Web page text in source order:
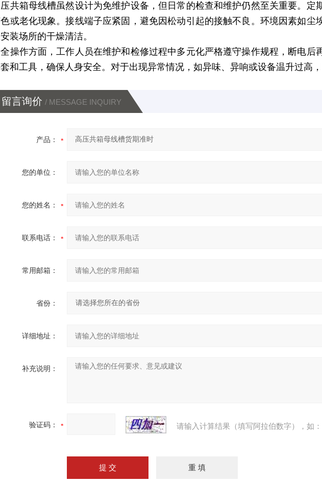
共箱母线槽虽然设计为免维护设备，但日常的检查和维护仍然至关重要。定
或老化现象。接线端子应紧固，避免因松动引起的接触不良。环境因素如尘
装场所的干燥清洁。
操作方面，工作人员在维护和检修过程中多元化严格遵守操作规程，断电后
和工具，确保人身安全。对于出现异常情况，如异味、异响或设备温升过高
留言询价 / MESSAGE INQUIRY
产品：
您的单位：
您的姓名：
联系电话：
常用邮箱：
省份：
详细地址：
补充说明：
验证码： 请输入计算结果（填写阿拉伯数字），如